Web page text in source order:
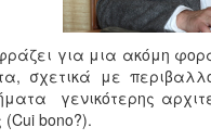
για μια ακόμη
σχετικά με
γενικότερης
bono?).